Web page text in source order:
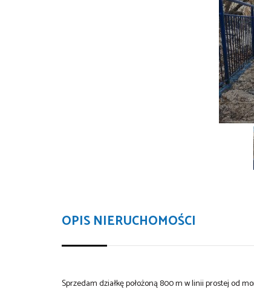
OPIS NIERUCHOMOŚCI
Sprzedam działkę położoną 800 m w linii prostej od